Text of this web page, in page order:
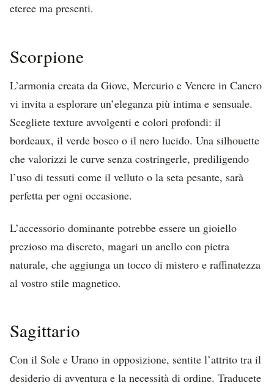
eteree ma presenti.
Scorpione
L’armonia creata da Giove, Mercurio e Venere in Cancro
vi invita a esplorare un’eleganza più intima e sensuale.
Scegliete texture avvolgenti e colori profondi: il
bordeaux, il verde bosco o il nero lucido. Una silhouette
che valorizzi le curve senza costringerle, prediligendo
l’uso di tessuti come il velluto o la seta pesante, sarà
perfetta per ogni occasione.
L’accessorio dominante potrebbe essere un gioiello
prezioso ma discreto, magari un anello con pietra
naturale, che aggiunga un tocco di mistero e raffinatezza
al vostro stile magnetico.
Sagittario
Con il Sole e Urano in opposizione, sentite l’attrito tra il
desiderio di avventura e la necessità di ordine. Traducete